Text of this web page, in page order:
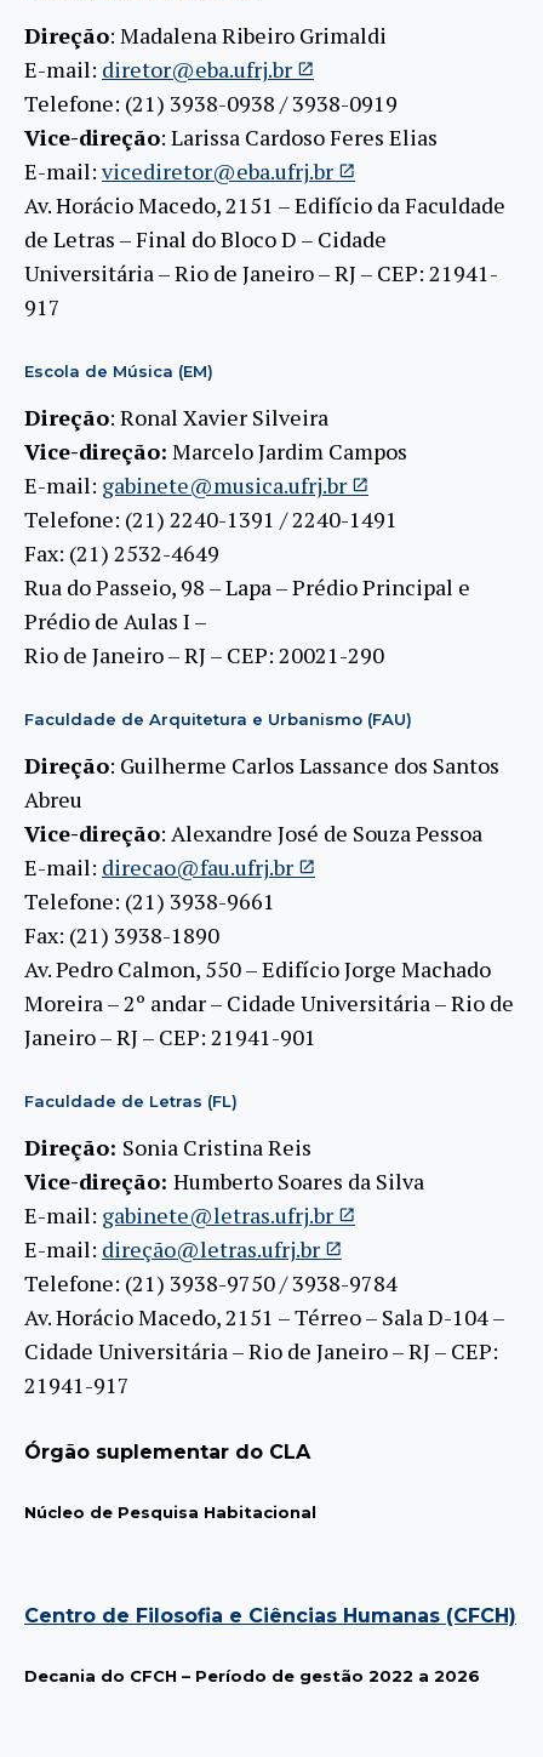
Direção: Madalena Ribeiro Grimaldi
E-mail: diretor@eba.ufrj.br
Telefone: (21) 3938-0938 / 3938-0919
Vice-direção: Larissa Cardoso Feres Elias
E-mail: vicediretor@eba.ufrj.br
Av. Horácio Macedo, 2151 – Edifício da Faculdade
de Letras – Final do Bloco D – Cidade
Universitária – Rio de Janeiro – RJ – CEP: 21941-
917
Escola de Música (EM)
Direção: Ronal Xavier Silveira
Vice-direção: Marcelo Jardim Campos
E-mail: gabinete@musica.ufrj.br
Telefone: (21) 2240-1391 / 2240-1491
Fax: (21) 2532-4649
Rua do Passeio, 98 – Lapa – Prédio Principal e
Prédio de Aulas I –
Rio de Janeiro – RJ – CEP: 20021-290
Faculdade de Arquitetura e Urbanismo (FAU)
Direção: Guilherme Carlos Lassance dos Santos
Abreu
Vice-direção: Alexandre José de Souza Pessoa
E-mail: direcao@fau.ufrj.br
Telefone: (21) 3938-9661
Fax: (21) 3938-1890
Av. Pedro Calmon, 550 – Edifício Jorge Machado
Moreira – 2º andar – Cidade Universitária – Rio de
Janeiro – RJ – CEP: 21941-901
Faculdade de Letras (FL)
Direção: Sonia Cristina Reis
Vice-direção: Humberto Soares da Silva
E-mail: gabinete@letras.ufrj.br
E-mail: direção@letras.ufrj.br
Telefone: (21) 3938-9750 / 3938-9784
Av. Horácio Macedo, 2151 – Térreo – Sala D-104 –
Cidade Universitária – Rio de Janeiro – RJ – CEP:
21941-917
Órgão suplementar do CLA
Núcleo de Pesquisa Habitacional
Centro de Filosofia e Ciências Humanas (CFCH)
Decania do CFCH – Período de gestão 2022 a 2026